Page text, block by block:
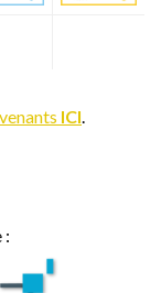
ICI
: